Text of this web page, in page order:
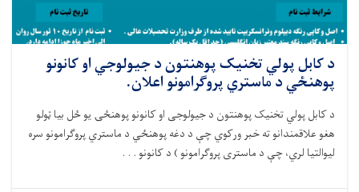
د کابل پولي تخنیک پوهنتون د جیولوجي او کانونو
پوهنځي د ماستري پروګرامونو اعلان.
د کابل پولي تخنیک پوهنتون د جیولوجی او کانونو پوهنځۍ یو ځل بیا ټولو
هغو علاقمندانو ته خبر ورکوي چې د دغه پوهنځي د ماستري پروګرامونو سره
لیوالتیا لري، چې د ماستری پروګرامونو(د کانونو . . .